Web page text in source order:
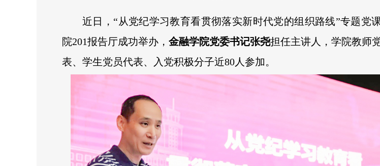
近日，“从党纪学习教育看贯彻落实新时代党的组织路线”专题党
院201报告厅成功举办， 金融学院党委书记张尧担任主讲人，学院教师
表、学生党员代表、入党积极分子近80人参加。